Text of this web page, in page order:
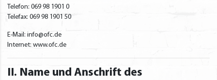
Telefon: 069 98 1901 0
Telefax: 069 98 1901 50
E-Mail: info@ofc.de
Internet: www.ofc.de
II. Name und Anschrift des